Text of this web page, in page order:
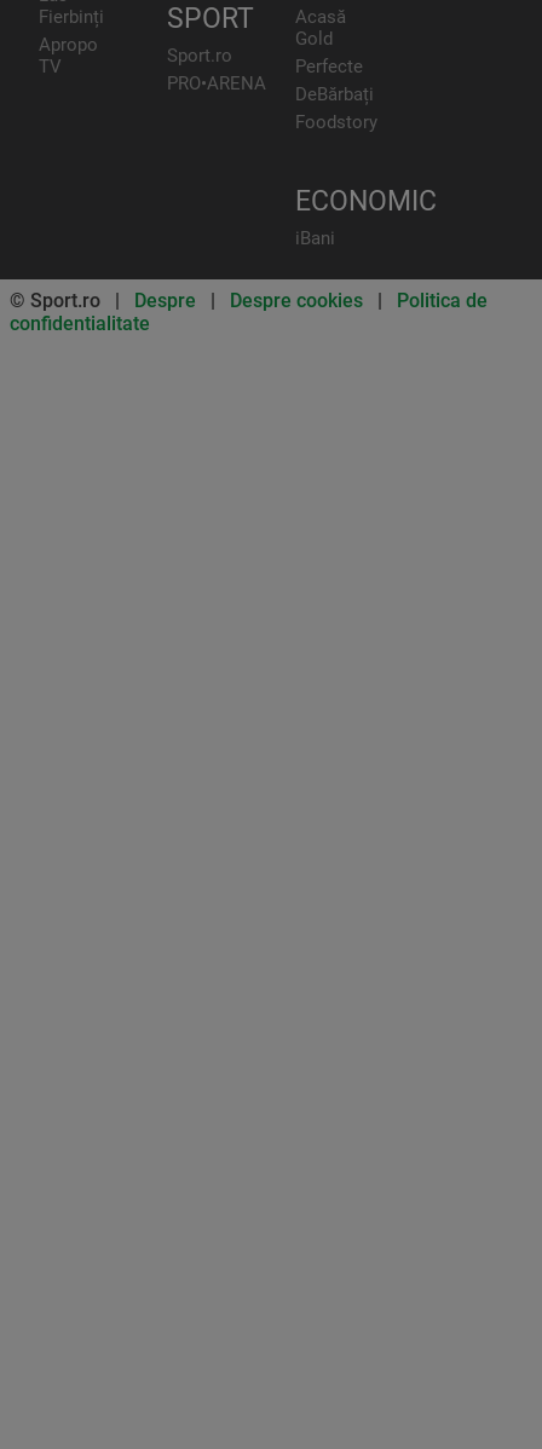
Fierbinți
Apropo
TV
SPORT
Sport.ro
PRO•ARENA
Acasă
Gold
Perfecte
DeBărbați
Foodstory
ECONOMIC
iBani
© Sport.ro | Despre | Despre cookies | Politica de
confidentialitate